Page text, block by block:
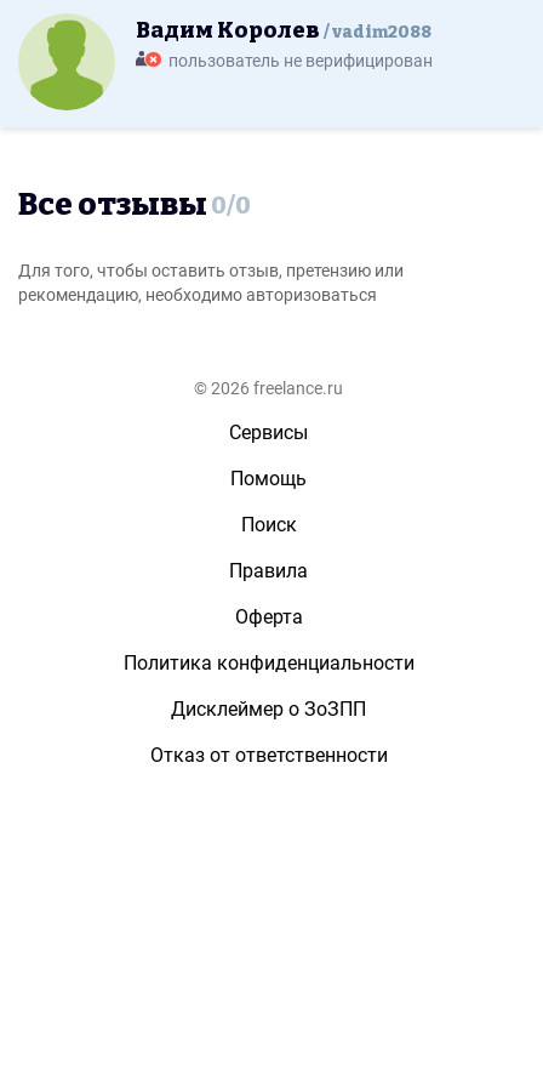
Вадим Королев vadim2088
пользователь не верифицирован
Все отзывы 0/0
Для того, чтобы оставить отзыв, претензию или
рекомендацию, необходимо авторизоваться
© 2026 freelance.ru
Сервисы
Помощь
Поиск
Правила
Оферта
Политика конфиденциальности
Дисклеймер о ЗоЗПП
Отказ от ответственности